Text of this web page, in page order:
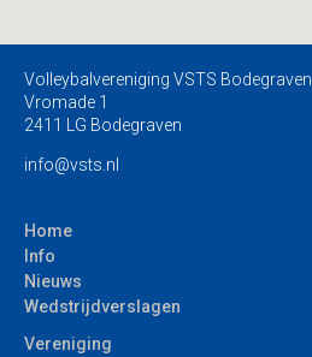
Volleybalvereniging VSTS Bodegraven
Vromade 1
2411 LG Bodegraven
info@vsts.nl
Home
Info
Nieuws
Wedstrijdverslagen
Vereniging